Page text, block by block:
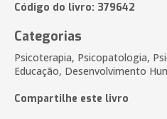
Código do livro: 379642
Categorias
Psicoterapia, Psicopatologia,
Educação, Desenvolvimento
Compartilhe este livro